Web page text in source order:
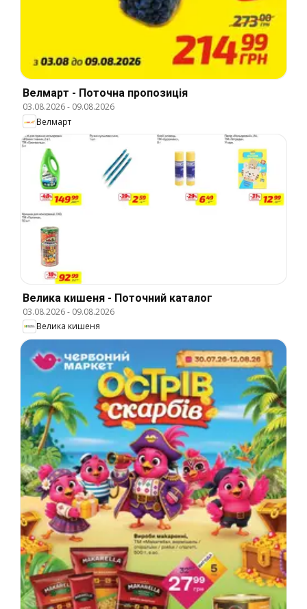
Велмарт - Поточна пропозиція
03.08.2026- 09.08.2026
Велмарт
Велика кишеня - Поточний каталог
03.08.2026- 09.08.2026
Велика кишеня